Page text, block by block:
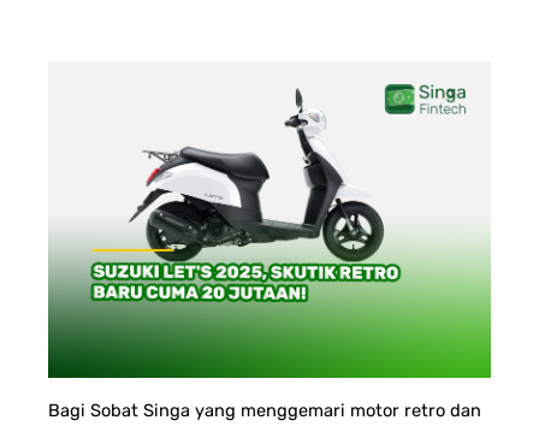
Bagi Sobat Singa yang menggemari motor retro dan